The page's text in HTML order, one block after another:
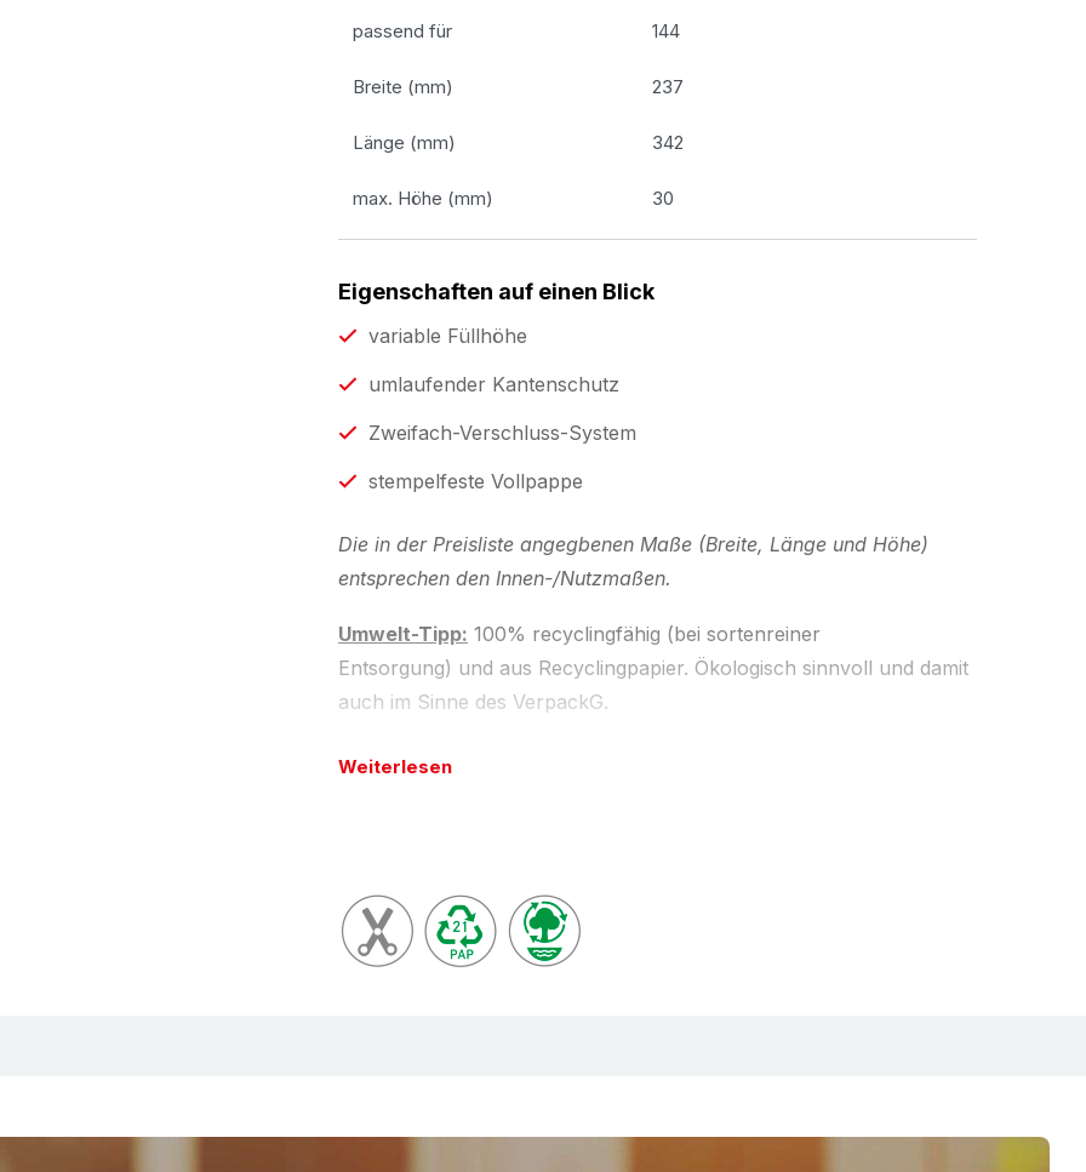
passend für 144
Breite (mm) 237
Länge (mm) 342
max. Höhe (mm) 30
Eigenschaften auf einen Blick
variable Füllhöhe
umlaufender Kantenschutz
Zweifach-Verschluss-System
stempelfeste Vollpappe
Die in der Preisliste angegbenen Maße (Breite, Länge und Höhe)
entsprechen den Innen-/Nutzmaßen.
Umwelt-Tipp: 100% recyclingfähig (bei sortenreiner
Entsorgung) und aus Recyclingpapier. Ökologisch sinnvoll und damit
auch im Sinne des VerpackG.
Beschreibung
Umlaufende Kantenschutz kombiniert mit starkem Knickschutz.
Zweifach-Verschluss-System: wiederverschliesbar mit Clips oder
einfach und sicher mit Selbstklebeverschluss. Stempelfest (verwischt
Fotos, Warensendungen etc.
Weiterlesen